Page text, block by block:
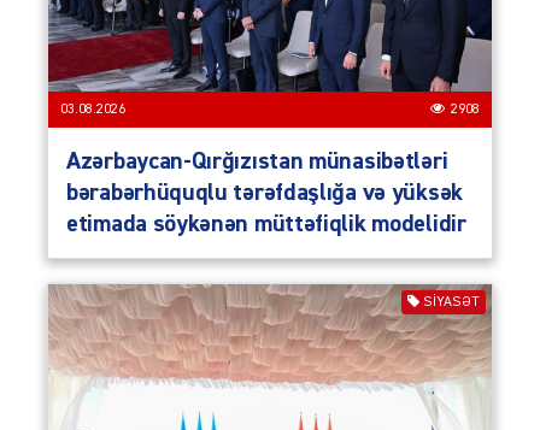
03.08.2026 2908
Azərbaycan-Qırğızıstan münasibətləri
bərabərhüquqlu tərəfdaşlığa və yüksək
etimada söykənən müttəfiqlik modelidir
SIYASƏT